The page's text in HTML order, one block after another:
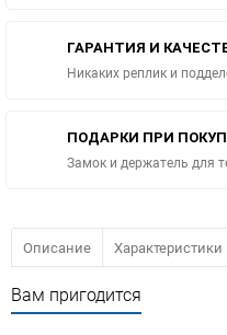
ГАРАНТИЯ И
Никаких реплик и
ПОДАРКИ ПРИ
Замок и держатель для
Описание Характеристики
Вам пригодится